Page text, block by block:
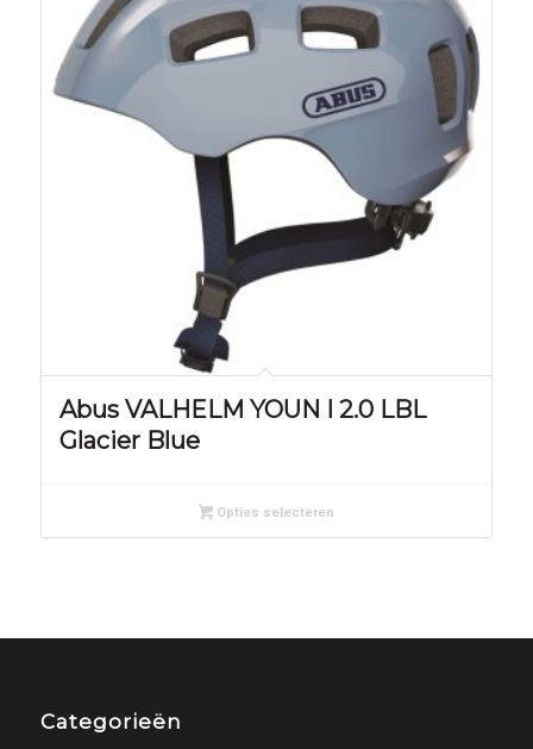
Abus VALHELM YOUN I 2.0 LBL
Glacier Blue
Opties selecteren
Categorieën